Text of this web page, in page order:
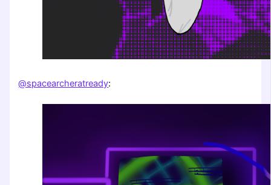
@spacearcheratready: